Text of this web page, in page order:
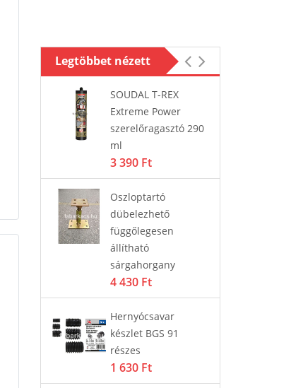
Legtöbbet nézett
SOUDAL T-REX
Extreme Power
szerelőragasztó 290
ml
3 390 Ft
Oszloptartó
dübelezhető
függőlegesen
állítható
sárgahorgany
4 430 Ft
Hernyócsavar
készlet BGS 91
részes
1 630 Ft